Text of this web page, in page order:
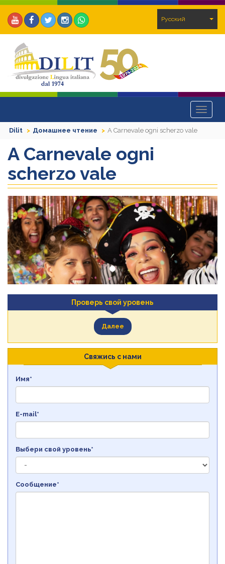
Pусский
Toggle
Dilit
Домашнее чтение A Carnevale ogni scherzo vale
A Carnevale ogni
scherzo vale
Проверь свой уровень
Далее
Свяжись с нами
Имя*
E-mail*
Выбери свой уровень*
Сообщение*